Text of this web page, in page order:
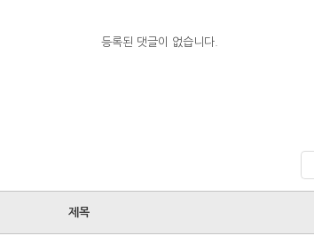
등록된 댓글이 없습니다.
제목